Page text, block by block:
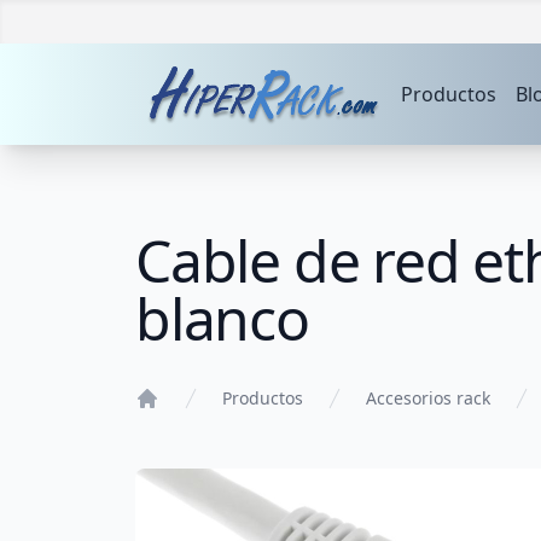
Productos
Cable de red
blanco
Productos Accesorios rack